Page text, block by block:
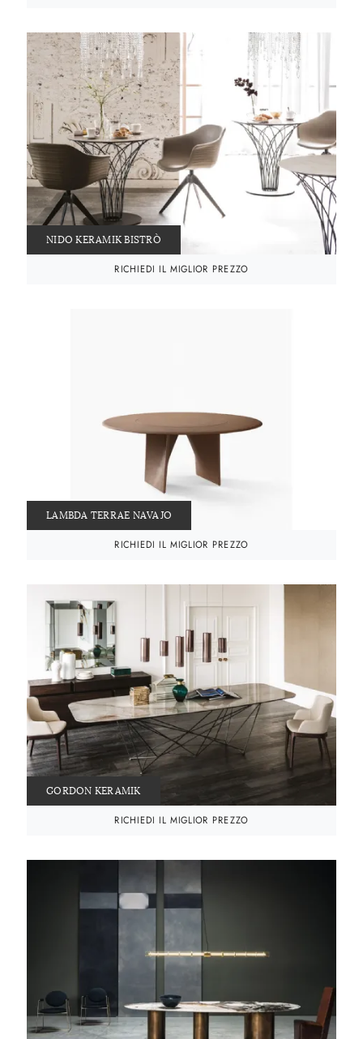
NIDO KERAMIK BISTRÒ
RICHIEDI IL MIGLIOR PREZZO
LAMBDA TERRAE NAVAJO
RICHIEDI IL MIGLIOR PREZZO
GORDON KERAMIK
RICHIEDI IL MIGLIOR PREZZO